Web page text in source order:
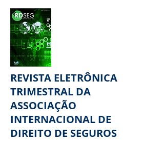
REVISTA ELETRÔNICA
TRIMESTRAL DA
ASSOCIAÇÃO
INTERNACIONAL DE
DIREITO DE SEGUROS